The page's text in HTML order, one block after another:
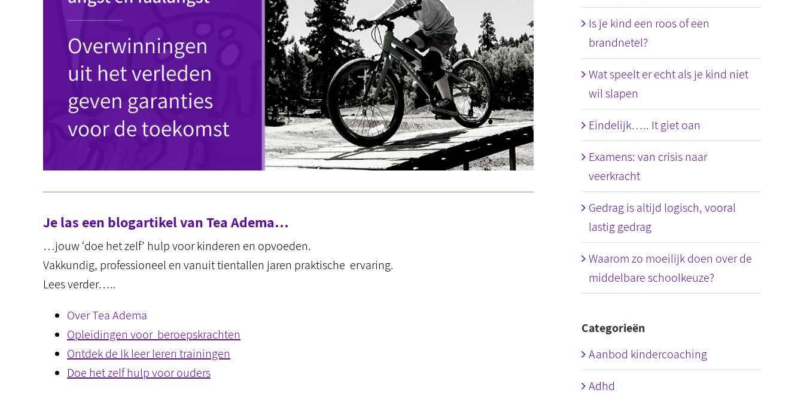
Je las een blogartikel van Tea Adema…
…jouw ‘doe het zelf’ hulp voor kinderen en opvoeden.
Vakkundig, professioneel en vanuit tientallen jaren praktische ervaring.
Lees verder…..
Over Tea Adema
Opleidingen voor beroepskrachten
Ontdek de Ik leer leren trainingen
Doe het zelf hulp voor ouders
Is je kind een roos of een
brandnetel?
Wat speelt er echt als je kind niet
wil slapen
Eindelijk….. It giet oan
Examens: van crisis naar
veerkracht
Gedrag is altijd logisch, vooral
lastig gedrag
Waarom zo moeilijk doen over de
middelbare schoolkeuze?
Categorieën
Aanbod kindercoaching
Adhd